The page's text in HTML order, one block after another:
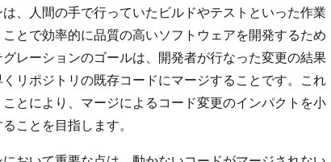
、人間の手で行っていたビルドやテストといった作業
とで効率的に品質の高いソフトウェアを開発するため
レーションのゴールは、開発者が行なった変更の結果
リポジトリの既存コードにマージすることです。これ
とにより、マージによるコード変更のインパクトを小
ことを目指します。